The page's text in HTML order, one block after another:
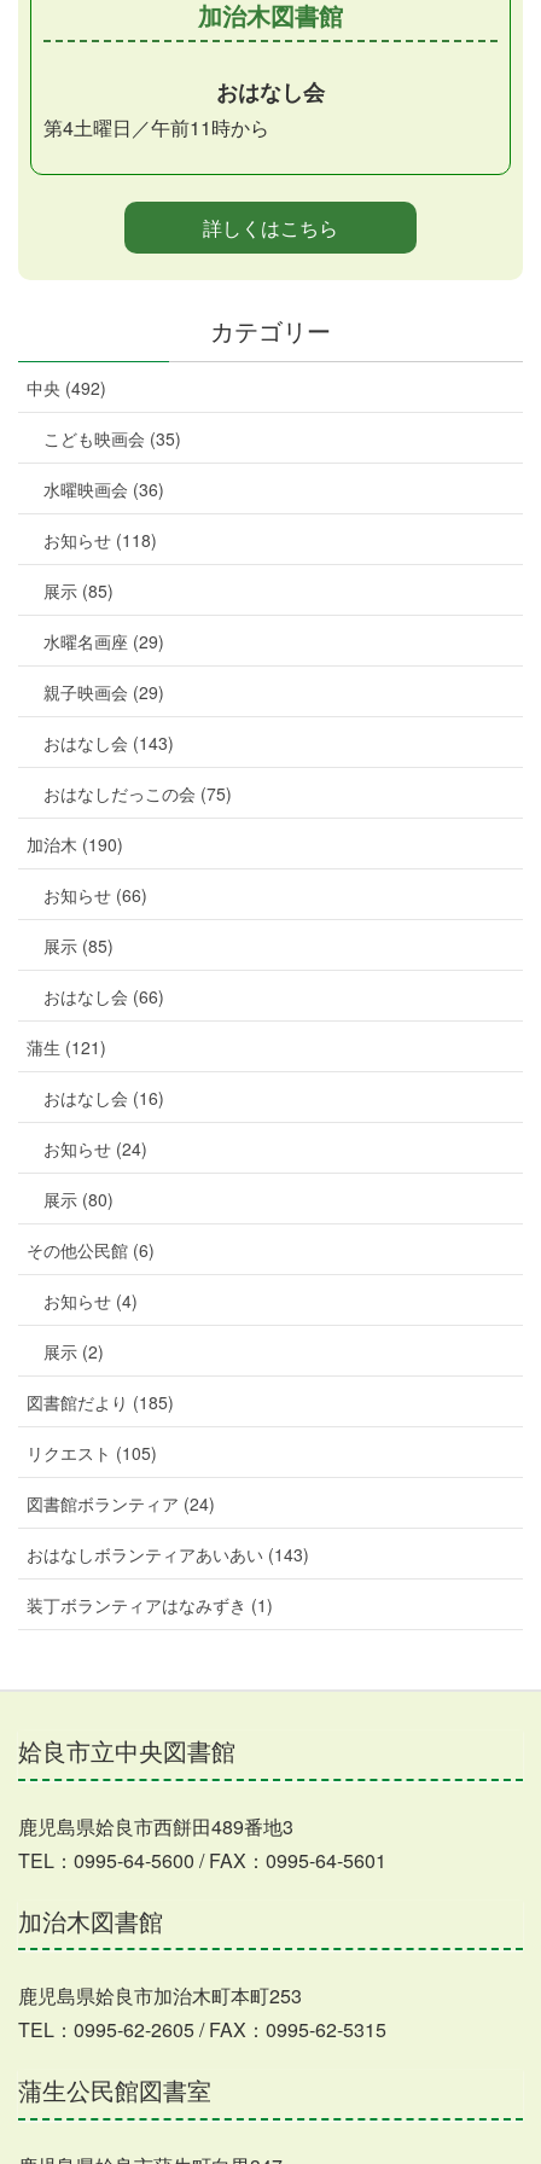
加治木図書館
おはなし会
第4土曜日／午前11時から
詳しくはこちら
カテゴリー
中央 (492)
こども映画会 (35)
水曜映画会 (36)
お知らせ (118)
展示 (85)
水曜名画座 (29)
親子映画会 (29)
おはなし会 (143)
おはなしだっこの会 (75)
加治木 (190)
お知らせ (66)
展示 (85)
おはなし会 (66)
蒲生 (121)
おはなし会 (16)
お知らせ (24)
展示 (80)
その他公民館 (6)
お知らせ (4)
展示 (2)
図書館だより (185)
リクエスト (105)
図書館ボランティア (24)
おはなしボランティアあいあい (143)
装丁ボランティアはなみずき (1)
姶良市立中央図書館
鹿児島県姶良市西餅田489番地3
TEL：0995-64-5600 / FAX：0995-64-5601
加治木図書館
鹿児島県姶良市加治木町本町253
TEL：0995-62-2605 / FAX：0995-62-5315
蒲生公民館図書室